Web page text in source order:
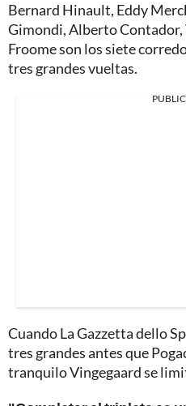
Bernard Hinault, Eddy
Gimondi, Alberto
Froome son los siete
tres grandes vueltas.
Cuando La Gazzetta dello
tres grandes antes que
tranquilo Vingegaard se